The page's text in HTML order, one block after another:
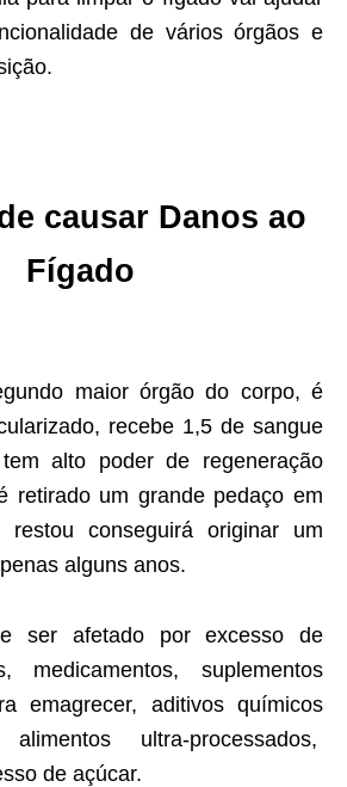
de vários órgãos e
causar Danos ao
Fígado
maior órgão do corpo, é
recebe 1,5 de sangue
alto poder de regeneração
retirado um grande pedaço em
conseguirá originar um
alguns anos.
ser afetado por excesso de
medicamentos, suplementos
emagrecer, aditivos químicos
ultra-processados,
de açúcar.